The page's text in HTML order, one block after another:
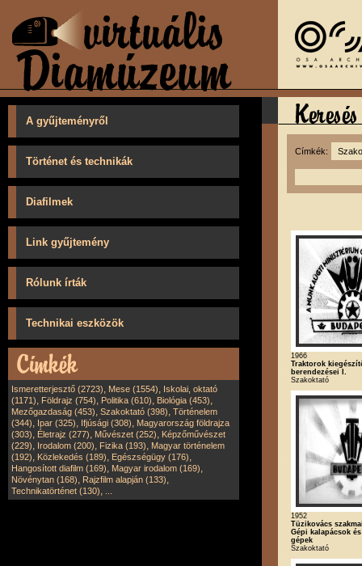
A gyűjteményről
Történet és technikák
Diafilmek
Link gyűjtemény
Rólunk írták
Technikai eszközök
Ismeretterjesztő (2723), Mese (1554), Iskolai, oktató
(1171), Földrajz (754), Politika (610), Biológia (453),
Mezőgazdaság (453), Szakoktató (398), Történelem
(344), Ipar (325), Ifjúsági (308), Magyarország földrajza
(303), Életrajz (277), Művészet (252), Képzőművészet
(229), Irodalom (200), Fizika (193), Magyar történelem
(192), Közlekedés (189), Egészségügy (176),
Hangosított diafilm (169), Magyar irodalom (169),
Növénytan (168), Rajzfilm alapján (133),
Technikatörténet (130),
Címkék:
1966
Traktorok
berendezései I.
Szakoktató
1952
Tüzikovács
Gépi kalapácsok
gépek
Szakoktató